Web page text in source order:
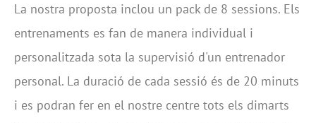
La nostra proposta inclou un pack de 8 sessions. Els
entrenaments es fan de manera individual i
personalitzada sota la supervisió d'un entrenador
personal. La duració de cada sessió és de 20 minuts
i es podran fer en el nostre centre tots els dimarts